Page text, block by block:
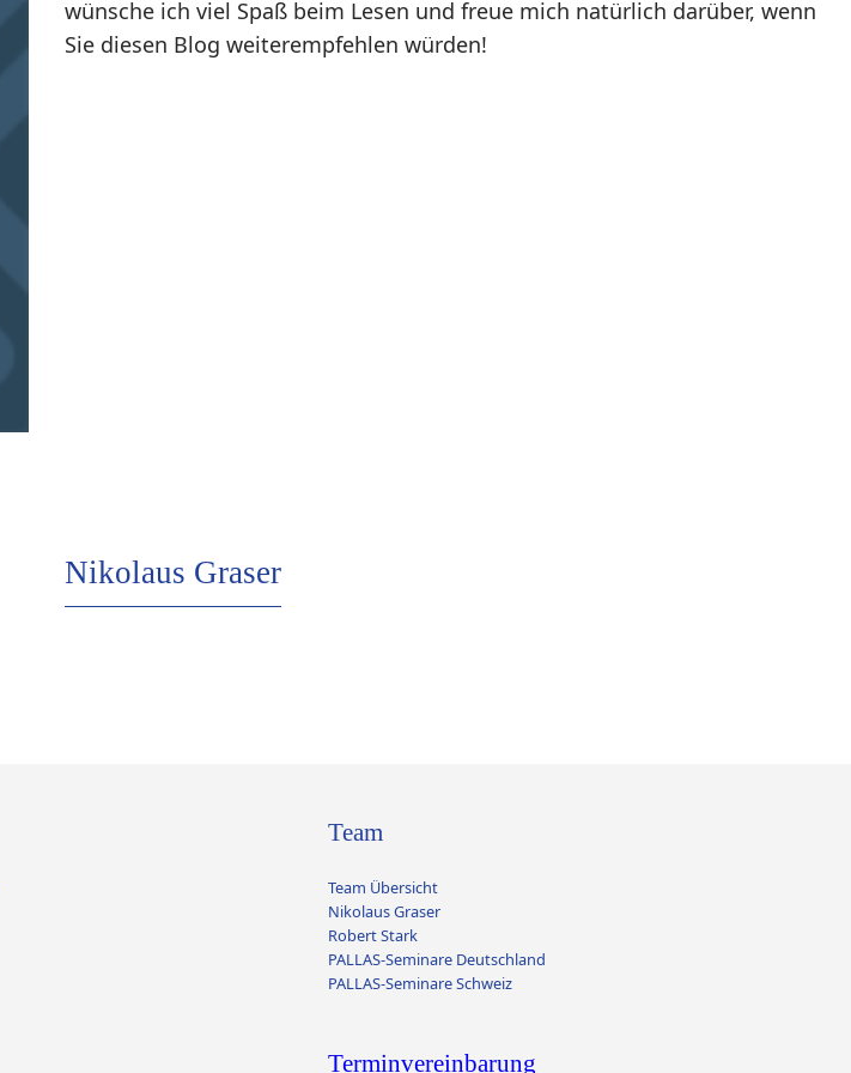
wünsche ich viel Spaß beim Lesen und freue mich natürlich darüber, wenn
Sie diesen Blog weiterempfehlen würden!
Nikolaus Graser
Team
Team Übersicht
Nikolaus Graser
Robert Stark
PALLAS-Seminare Deutschland
PALLAS-Seminare Schweiz
Terminvereinbarung